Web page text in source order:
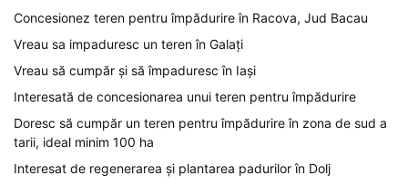
Concesionez teren pentru împădurire în Racova, Jud Bacau
Vreau sa impaduresc un teren în Galați
Vreau să cumpăr și să împaduresc în Iași
Interesată de concesionarea unui teren pentru împădurire
Doresc să cumpăr un teren pentru împădurire în zona de sud a
tarii, ideal minim 100 ha
Interesat de regenerarea și plantarea padurilor în Dolj